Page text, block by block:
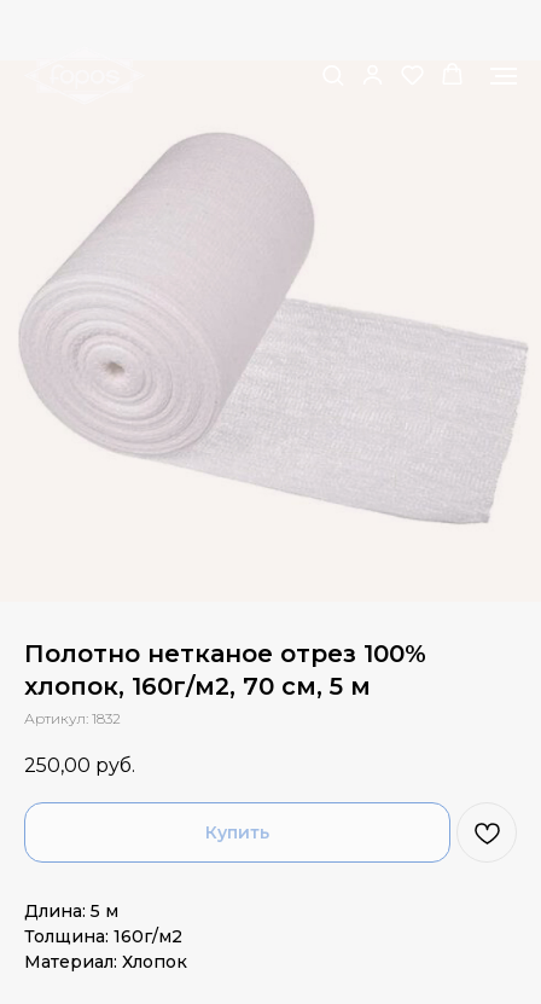
Полотно нетканое отрез 100%
хлопок, 160г/м2, 70 см, 5 м
Артикул: 1832
250,00 руб.
Купить
Длина: 5 м
Толщина: 160г/м2
Материал: Хлопок